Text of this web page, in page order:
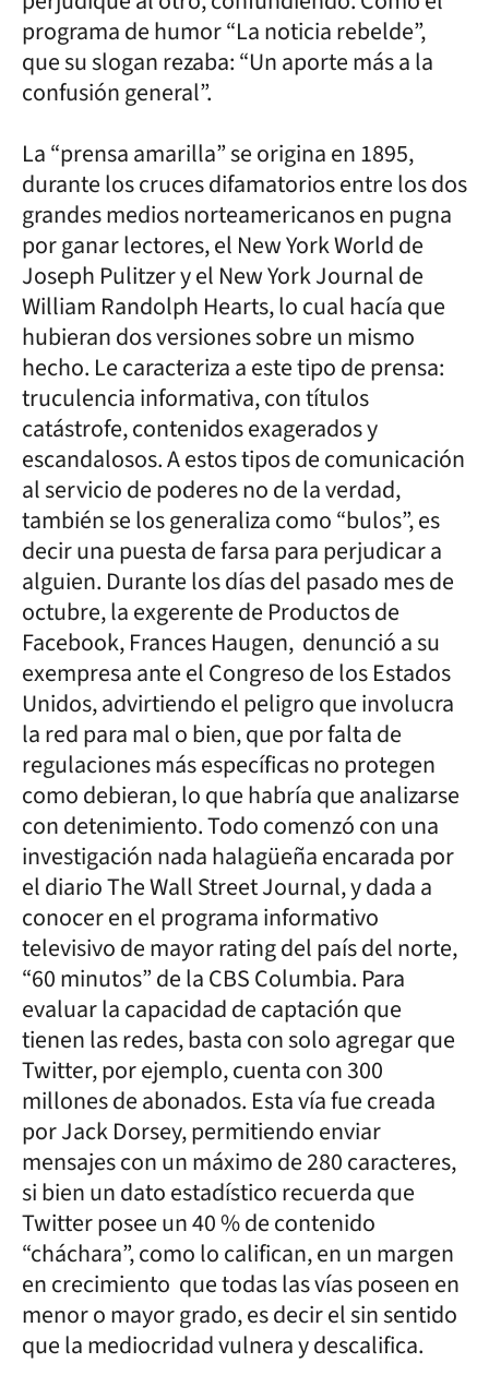
programa de humor “La noticia rebelde”,
que su slogan rezaba: “Un aporte más a la
confusión general”.
La “prensa amarilla” se origina en 1895,
durante los cruces difamatorios entre los dos
grandes medios norteamericanos en pugna
por ganar lectores, el New York World de
Joseph Pulitzer y el New York Journal de
William Randolph Hearts, lo cual hacía que
hubieran dos versiones sobre un mismo
hecho. Le caracteriza a este tipo de prensa:
truculencia informativa, con títulos
catástrofe, contenidos exagerados y
escandalosos. A estos tipos de comunicación
al servicio de poderes no de la verdad,
también se los generaliza como “bulos”, es
decir una puesta de farsa para perjudicar a
alguien. Durante los días del pasado mes de
octubre, la exgerente de Productos de
Facebook, Frances Haugen, denunció a su
exempresa ante el Congreso de los Estados
Unidos, advirtiendo el peligro que involucra
la red para mal o bien, que por falta de
regulaciones más específicas no protegen
como debieran, lo que habría que analizarse
con detenimiento. Todo comenzó con una
investigación nada halagüeña encarada por
el diario The Wall Street Journal, y dada a
conocer en el programa informativo
televisivo de mayor rating del país del norte,
“60 minutos” de la CBS Columbia. Para
evaluar la capacidad de captación que
tienen las redes, basta con solo agregar que
Twitter, por ejemplo, cuenta con 300
millones de abonados. Esta vía fue creada
por Jack Dorsey, permitiendo enviar
mensajes con un máximo de 280 caracteres,
si bien un dato estadístico recuerda que
Twitter posee un 40 % de contenido
“cháchara”, como lo califican, en un margen
en crecimiento que todas las vías poseen en
menor o mayor grado, es decir el sin sentido
que la mediocridad vulnera y descalifica.